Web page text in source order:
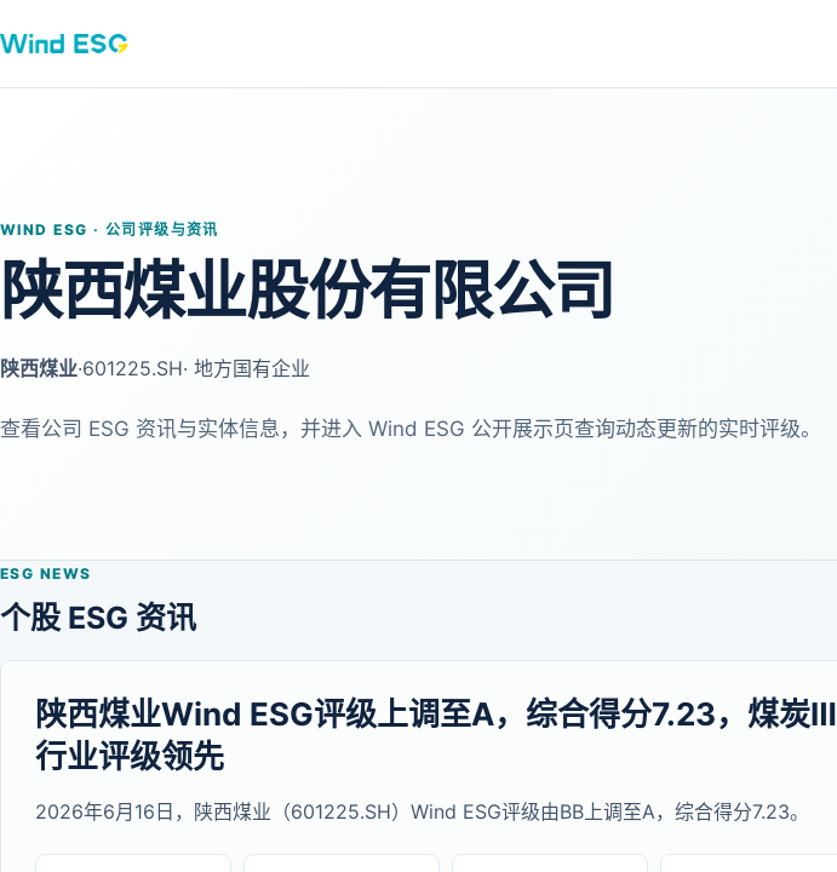
WIND ESG · 公司评级与资讯
陕西煤业股份有限公司
陕西煤业·601225.SH· 地方国有企业
查看公司 ESG 资讯与实体信息，并进入 Wind ESG 公开展示页查询动态更新的实时评级。
ESG NEWS
个股 ESG 资讯
陕西煤业Wind ESG评级上调至A，综合得分7.23，煤炭Ⅲ
行业评级领先
2026年6月16日，陕西煤业（601225.SH）Wind ESG评级由BB上调至A，综合得分7.23。